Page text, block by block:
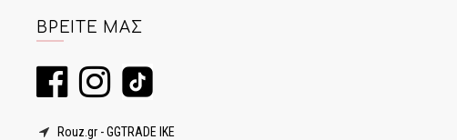
ΒΡΕΊΤΕ ΜΑΣ
Rouz.gr - GGTRADE IKE